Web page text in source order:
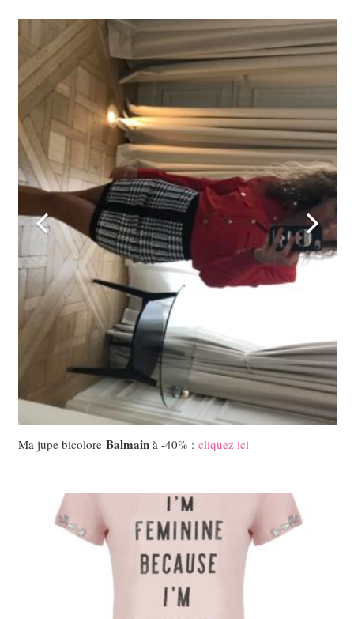
Ma jupe bicolore Balmainà -40% : cliquez ici